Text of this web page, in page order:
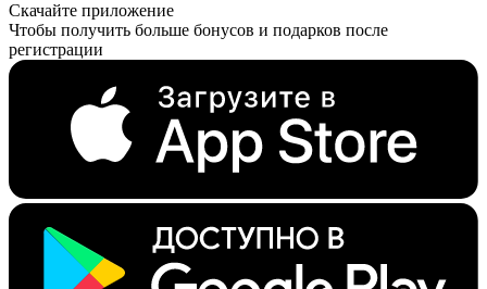
Скачайте приложение
Чтобы получить больше бонусов и подарков после
регистрации